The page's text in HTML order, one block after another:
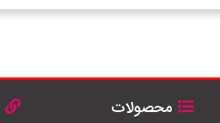
محصولات